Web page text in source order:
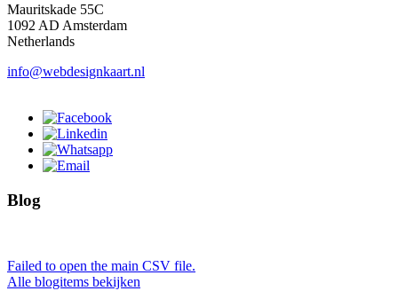
Mauritskade 55C
1092 AD Amsterdam
Netherlands
info@webdesignkaart.nl
Blog
Failed to open the main CSV file.
Alle blogitems bekijken